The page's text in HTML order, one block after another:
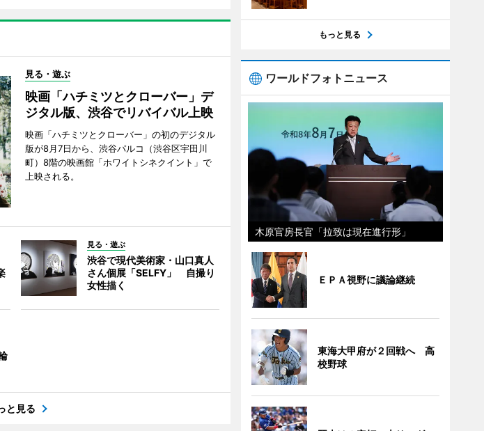
見る・遊ぶ
映画「ハチミツとクローバー」デ
ジタル版、渋谷でリバイバル上映
映画「ハチミツとクローバー」の初のデジタル
版が8月7日から、渋谷パルコ（渋谷区宇田川
町）8階の映画館「ホワイトシネクイント」で
上映される。
見る・遊ぶ
渋谷で現代美術家・山口真人
さん個展「SELFY」 自撮り
女性描く
と見る
もっと見る
ワールドフォトニュース
木原官房長官「拉致は現在進行形」
ＥＰＡ視野に議論継続
東海大甲府が２回戦へ 高
校野球